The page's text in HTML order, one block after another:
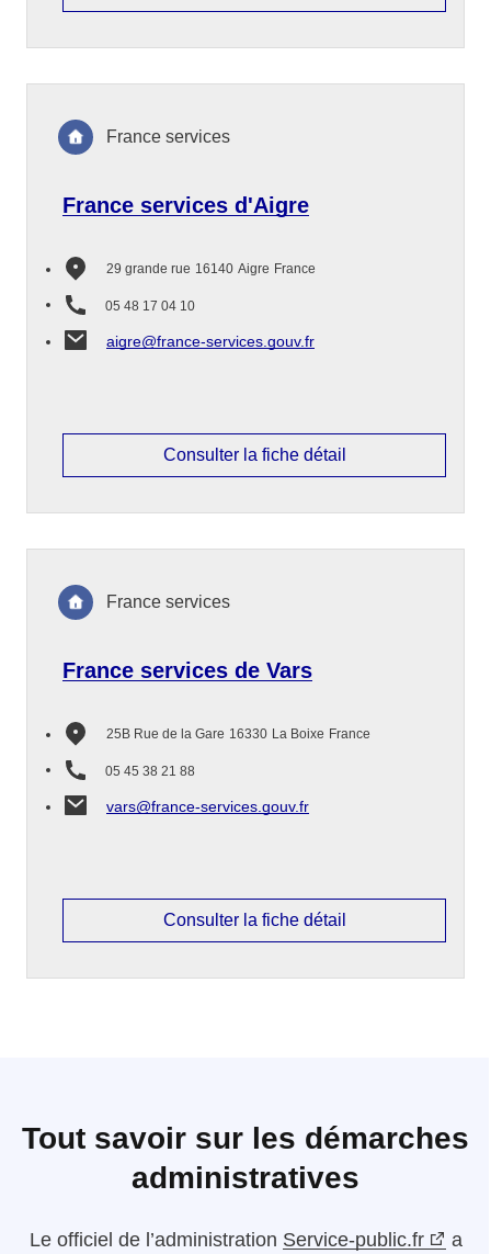
France services d'Aigre
29 grande rue 16140 Aigre France
05 48 17 04 10
aigre@france-services.gouv.fr
France services
Consulter la fiche détail
France services de Vars
25B Rue de la Gare 16330 La Boixe France
05 45 38 21 88
vars@france-services.gouv.fr
France services
Consulter la fiche détail
Tout savoir sur les démarches
administratives
Le officiel de l’administration Service-public.fr a